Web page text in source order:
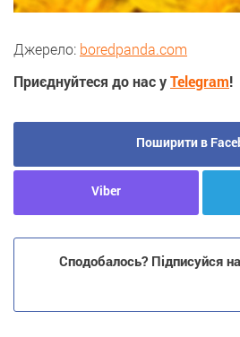
Джерело: boredpanda.com
Приєднуйтеся до нас уTelegram!
Поширити в
Viber
Сподобалось? Підписуйся